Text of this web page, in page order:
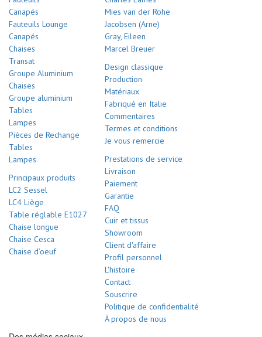
Canapés
Fauteuils Lounge
Canapés
Chaises
Transat
Groupe Aluminium
Chaises
Groupe aluminium
Tables
Lampes
Pièces de Rechange
Tables
Lampes
Principaux produits
LC2 Sessel
LC4 Liège
Table réglable E1027
Chaise longue
Chaise Cesca
Chaise d’oeuf
Mies van der Rohe
Jacobsen (Arne)
Gray, Eileen
Marcel Breuer
Design classique
Production
Matériaux
Fabriqué en Italie
Commentaires
Termes et conditions
Je vous remercie
Prestations de service
Livraison
Paiement
Garantie
FAQ
Cuir et tissus
Showroom
Client d'affaire
Profil personnel
L'histoire
Contact
Souscrire
Politique de confidentialité
À propos de nous